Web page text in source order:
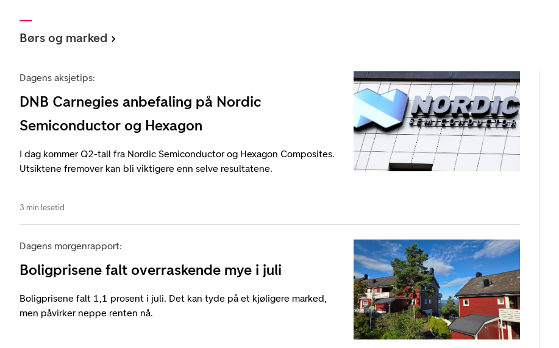
Børs og marked
Dagens aksjetips:
DNB Carnegies anbefaling på Nordic
Semiconductor og Hexagon
I dag kommer Q2-tall fra Nordic Semiconductor og Hexagon Composites.
Utsiktene fremover kan bli viktigere enn selve resultatene.
3 min lesetid
Dagens morgenrapport:
Boligprisene falt overraskende mye i juli
Boligprisene falt 1,1 prosent i juli. Det kan tyde på et kjøligere marked,
men påvirker neppe renten nå.